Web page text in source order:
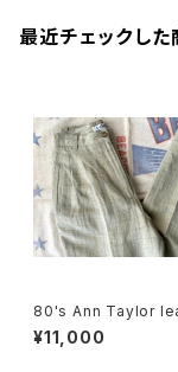
最近チェックした
80's Ann Taylor
plaid linen tucked
¥11,000